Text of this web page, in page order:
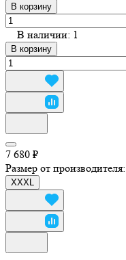
В корзину
В наличии: 1
В корзину
7 680 ₽
Размер от производителя:
XXXL